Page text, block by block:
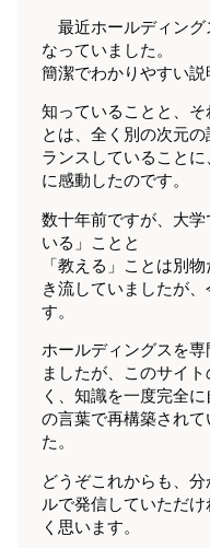
最近ホールディング
なっていました。
簡潔でわかりやすい説
知っていることと、
とは、全く別の次元
ランスしていること
に感動したのです。
数十年前ですが、大
いる」ことと
「教える」ことは別
き流していましたが
す。
ホールディングスを
ましたが、このサイ
く、知識を一度完全
の言葉で再構築され
た。
どうぞこれからも、
ルで発信していただ
く思います。